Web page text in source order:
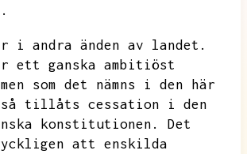
i andra änden av landet.
ett ganska ambitiöst
men som det nämns i den här
tillåts cessation i den
konstitutionen.
Det
att enskilda